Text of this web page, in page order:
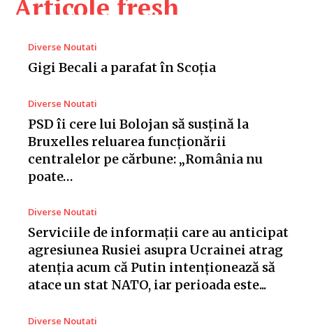
Articole fresh
Diverse Noutati
Gigi Becali a parafat în Scoția
Diverse Noutati
PSD îi cere lui Bolojan să susțină la
Bruxelles reluarea funcționării
centralelor pe cărbune: „România nu
poate…
Diverse Noutati
Serviciile de informații care au anticipat
agresiunea Rusiei asupra Ucrainei atrag
atenția acum că Putin intenționează să
atace un stat NATO, iar perioada este...
Diverse Noutati